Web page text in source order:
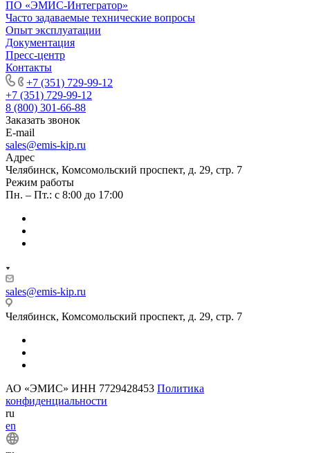
ПО «ЭМИС-Интегратор»
Часто задаваемые технические вопросы
Опыт эксплуатации
Документация
Пресс-центр
Контакты
+7 (351) 729-99-12
+7 (351) 729-99-12
8 (800) 301-66-88
Заказать звонок
E-mail
sales@emis-kip.ru
Адрес
Челябинск, Комсомольский проспект, д. 29, стр. 7
Режим работы
Пн. – Пт.: с 8:00 до 17:00
sales@emis-kip.ru
Челябинск, Комсомольский проспект, д. 29, стр. 7
АО «ЭМИС» ИНН 7729428453 Политика
конфиденциальности
ru
en